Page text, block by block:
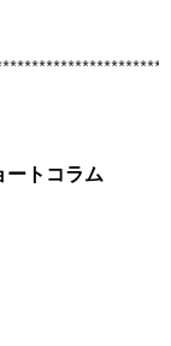
ートコラム